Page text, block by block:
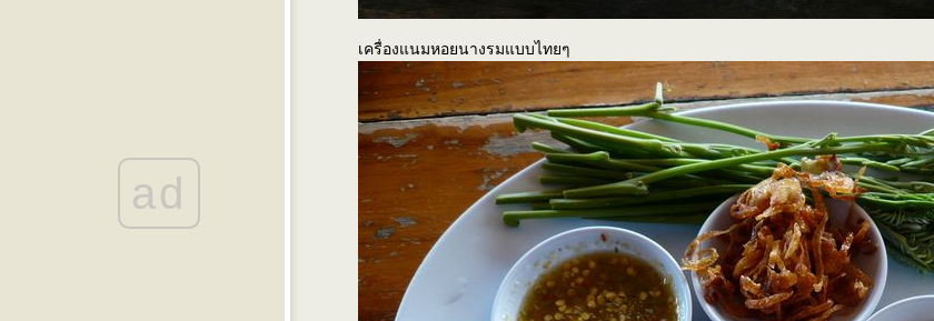
ปาท่องโก๋ สุราษฎร์ธานี
ผัดไทยซีฟู้ด ตลาดศาลเจ้า
สุราษฎร์ธานี
"พลับพลาซีฟู้ด" ที่ พุมเรียง อ.ไชยา
ad
เครื่องแนมหอยนางรมแบบไทยๆ